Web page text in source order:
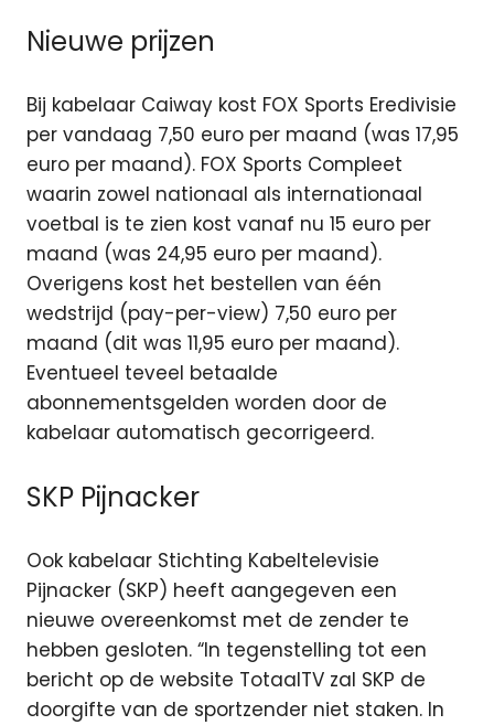
Nieuwe prijzen
Bij kabelaar Caiway kost FOX Sports Eredivisie
per vandaag 7,50 euro per maand (was 17,95
euro per maand). FOX Sports Compleet
waarin zowel nationaal als internationaal
voetbal is te zien kost vanaf nu 15 euro per
maand (was 24,95 euro per maand).
Overigens kost het bestellen van één
wedstrijd (pay-per-view) 7,50 euro per
maand (dit was 11,95 euro per maand).
Eventueel teveel betaalde
abonnementsgelden worden door de
kabelaar automatisch gecorrigeerd.
SKP Pijnacker
Ook kabelaar Stichting Kabeltelevisie
Pijnacker (SKP) heeft aangegeven een
nieuwe overeenkomst met de zender te
hebben gesloten. “In tegenstelling tot een
bericht op de website TotaalTV zal SKP de
doorgifte van de sportzender niet staken. In